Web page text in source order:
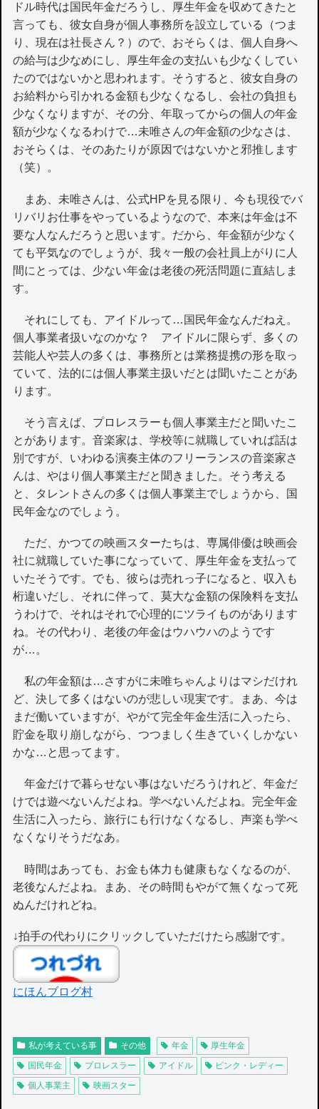
ドル時代は国民年金だろうし、厚生年金を収めてきたと
言っても、彼女自身が個人事務所を設立している（つま
り、現在は社長さん？）ので、おそらくは、個人自身へ
の給与は少なめにし、厚生年金の支払いも少なくしてい
たのではないかと思われます。そうすると、彼女自身の
お給料から引かれる金額も少なくなるし、会社の負担も
少なくなりますが、その分、年取ってからの個人の年金
額が少なくなるわけで…未唯さんの年金額の少なさは、
おそらくは、そのあたりが原因ではないかと邪推します
（笑）。
まあ、未唯さんは、公式HPを見る限り、今も現役でバ
リバリお仕事をやっているようなので、本来は年金は不
要な人なんだろうと思います。だから、年金額が少なく
ても平気なのでしょうが、我々一般の会社員上がりに人
間にとっては、少ない年金は老後の死活問題に直結しま
す。
それにしても、アイドルって…国民年金なんだねえ。
個人事業者扱いなのかな？ アイドルに限らず、多くの
芸能人や芸人の多くは、事務所とは業務提携の形を取っ
ていて、法的には個人事業主扱いだとは聞いたことがあ
ります。
そう言えば、プロレスラーも個人事業主だと聞いたこ
とがあります。音楽家は、学校等に就職していれば話は
別ですが、いわゆる演奏主体のフリーランスの音楽家さ
んは、やはり個人事業主だと聞きました。そう考える
と、タレントさんの多くは個人事業主でしょうから、国
民年金なのでしょう。
ただ、かつての映画スターたちは、専属俳優は映画会
社に就職していた事になっていて、厚生年金を支払って
いたそうです。でも、彼らは売れっ子になると、収入も
桁違いだし、それに伴って、莫大な金額の保険料を支払
うわけで、それはそれで心理的にツライものがあります
ね。その代わり、老後の年金はウハウハのようです
が…。
私の年金額は…さすがに未唯ちゃんよりはマシだけれ
ど、決して多くはないのが悲しい現実です。まあ、今は
まだ働いていますが、やがて完全年金生活に入ったら、
貯金を取り崩しながら、つつましく生きていくしかない
かな…と思ってます。
年金だけで暮らせない事はないだろうけれど、年金だ
けでは遊べないんだよね。学べないんだよね。完全年金
生活に入ったら、旅行にも行けなくなるし、声楽も学べ
なくなりそうだなあ。
時間はあっても、お金も体力も健康もなくなるのが、
老後なんだよね。まあ、その時間もやがて無くなって死
ぬんだけれどね。
↓拍手の代わりにクリックしていただけたら感謝です。
にほんブログ村
私が考えている事 その他 年金
厚生年金
国民年金
プロレスラー アイドル
ピンク・レディー
個人事業主
映画スター